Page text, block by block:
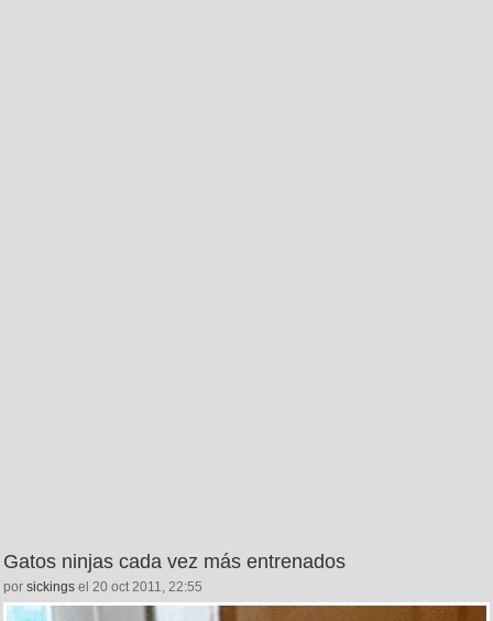
Gatos ninjas cada vez más entrenados
por sickings el 20 oct 2011, 22:55